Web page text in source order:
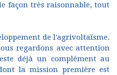
façon très raisonnable, tout
de l'agrivoltaïsme.
regardons avec attention
déjà un complément au
la mission première est